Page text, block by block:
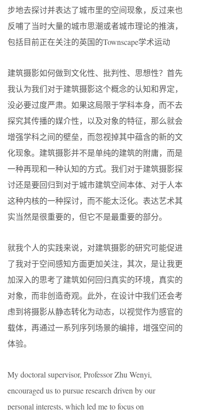
步地去探讨并表达了城市里的空间现象，反过来也
反哺了当时大量的城市思潮或者城市理论的推演，
包括目前正在关注的英国的Townscape学术运动
建筑摄影如何做到文化性、批判性、思想性？首先
我认为我们对于建筑摄影这个概念的认知和界定，
没必要过度严肃。如果这局限于学科本身，而不去
探究其传播的媒介性，以及对象的特征，那么就会
增强学科之间的壁垒，而忽视掉其中蕴含的新的文
化现象。建筑摄影并不是单纯的建筑的附庸，而是
一种再现和一种认知的方式。我们对于建筑摄影探
讨还是要回归到对于城市建筑空间本体、对于人本
这种内核的一种探讨，而不能太泛化。表达艺术其
实当然是很重要的，但它不是最重要的部分。
就我个人的实践来说，对建筑摄影的研究可能促进
了我对于空间感知方面更加关注，其次，是让我更
加深入的思考了建筑如何回归真实的环境，真实的
对象，而非创造奇观。此外，在设计中我们还会考
虑到将摄影从静态转化为动态，以视觉作为感官的
载体，再通过一系列序列场景的编排，增强空间的
体验。
My doctoral supervisor, Professor Zhu Wenyi,
encouraged us to pursue research driven by our
personal interests, which led me to focus on